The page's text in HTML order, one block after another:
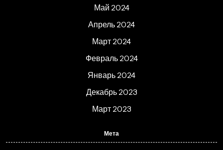
Май 2024
Апрель 2024
Март 2024
Февраль 2024
Январь 2024
Декабрь 2023
Март 2023
Мета